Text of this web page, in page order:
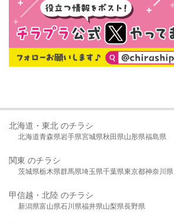
北海道・東北 のチラシ
北海道青森県岩手県宮城県秋田県山形県福島県
関東 のチラシ
茨城県栃木県群馬県埼玉県千葉県東京都神奈川県
甲信越・北陸 のチラシ
新潟県富山県石川県福井県山梨県長野県